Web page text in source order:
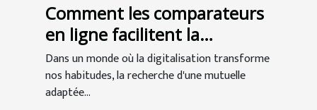
Comment les comparateurs
en ligne facilitent la
recherche de mutuelles
seniors
Dans un monde où la digitalisation transforme
nos habitudes, la recherche d'une mutuelle
adaptée...